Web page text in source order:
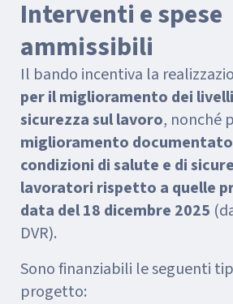
Interventi e spese
ammissibili
Il bando incentiva la
per il miglioramento dei
sicurezza sul lavoro, nonché
miglioramento
condizioni di salute e di
lavoratori rispetto a quelle
data del 18 dicembre 2025
DVR).
Sono finanziabili le seguenti
progetto: